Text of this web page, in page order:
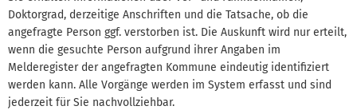
Doktorgrad, derzeitige Anschriften und die Tatsache, ob die
angefragte Person ggf. verstorben ist. Die Auskunft wird nur erteilt,
wenn die gesuchte Person aufgrund ihrer Angaben im
Melderegister der angefragten Kommune eindeutig identifiziert
werden kann. Alle Vorgänge werden im System erfasst und sind
jederzeit für Sie nachvollziehbar.